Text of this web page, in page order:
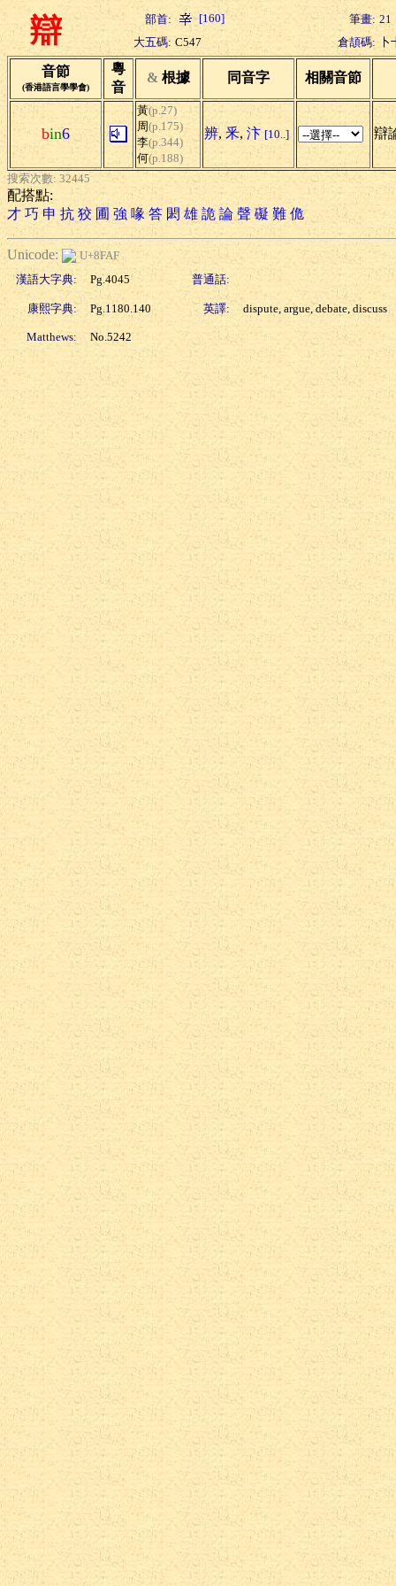
辯 部首: [160] 筆畫: 21
大五碼: C547 倉頡碼:
音節
(香港語言學學會)
粵
音
& 根據 同音字 相關音節
bin6
黃(p.27)
周(p.175)
李(p.344)
何(p.188)
辨, 釆, 汴 [10..] 辯
搜索次數: 32445
配搭點:
才 巧 申 抗 狡 圃 強 喙 答 閎 雄 詭 論 聲 礙 難 佹
Unicode:
U+8FAF
漢語大字典:
Pg.4045 普通話:
康熙字典: Pg.1180.140 英譯: dispute, argue, debate, discuss
Matthews: No.5242